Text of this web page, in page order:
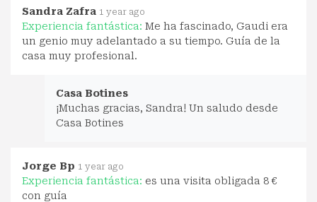
Sandra Zafra 1 year ago
Experiencia fantástica: Me ha fascinado, Gaudi era
un genio muy adelantado a su tiempo. Guía de la
casa muy profesional.
Casa Botines
¡Muchas gracias, Sandra! Un saludo desde
Casa Botines
Jorge Bp 1 year ago
Experiencia fantástica: es una visita obligada 8 €
con guía